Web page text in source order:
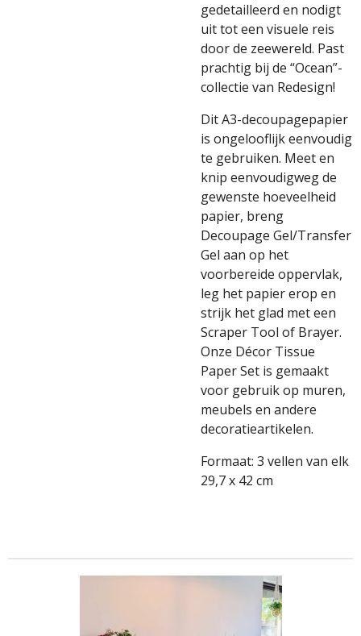
gedetailleerd en nodigt
uit tot een visuele reis
door de zeewereld. Past
prachtig bij de “Ocean”-
collectie van Redesign!
Dit A3-decoupagepapier
is ongelooflijk eenvoudig
te gebruiken. Meet en
knip eenvoudigweg de
gewenste hoeveelheid
papier, breng
Decoupage Gel/Transfer
Gel aan op het
voorbereide oppervlak,
leg het papier erop en
strijk het glad met een
Scraper Tool of Brayer.
Onze Décor Tissue
Paper Set is gemaakt
voor gebruik op muren,
meubels en andere
decoratieartikelen.
Formaat: 3 vellen van elk
29,7 x 42 cm